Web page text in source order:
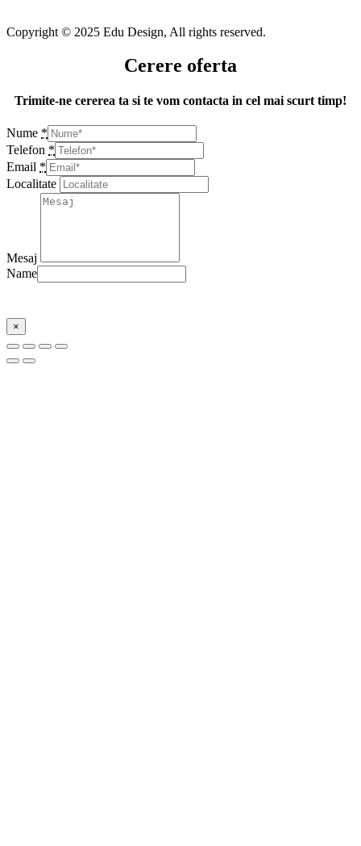
Copyright © 2025 Edu Design, All rights reserved.
Cerere oferta
Trimite-ne cererea ta si te vom contacta in cel mai scurt timp!
Nume *
Telefon *
Email *
Localitate
Mesaj
Name
×